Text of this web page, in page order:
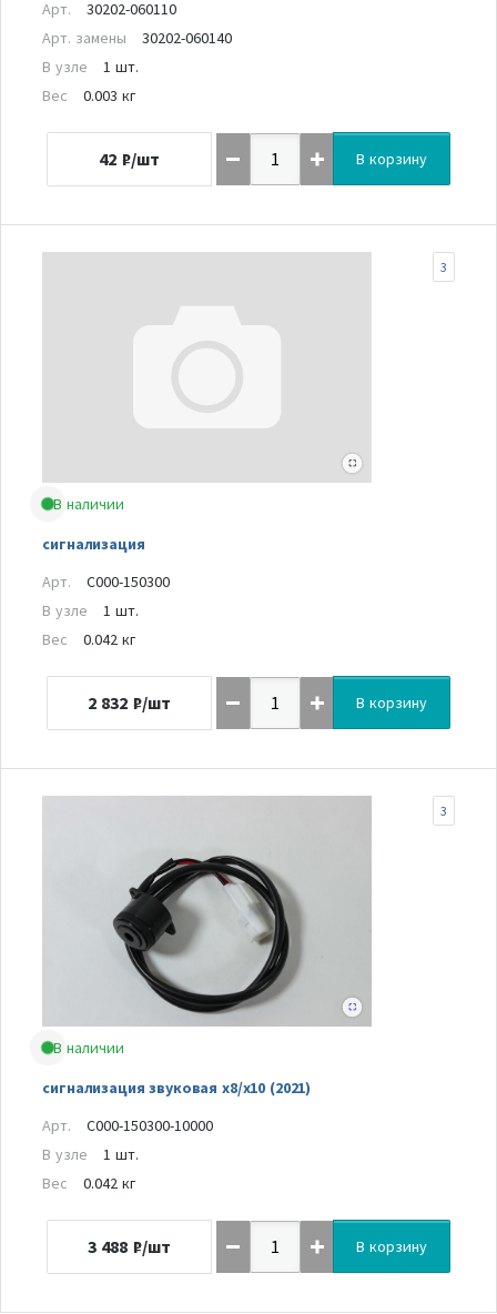
Арт.
30202-060110
Арт. замены
30202-060140
В узле
1 шт.
Вес
0.003 кг
42 ₽/шт В корзину
В наличии
сигнализация
3
Арт.
C000-150300
В узле
1 шт.
Вес
0.042 кг
2 832 ₽/шт В корзину
В наличии
сигнализация звуковая x8/x10 (2021)
3
Арт.
C000-150300-10000
В узле
1 шт.
Вес
0.042 кг
3 488 ₽/шт В корзину